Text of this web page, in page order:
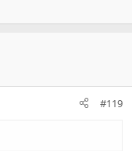
#119